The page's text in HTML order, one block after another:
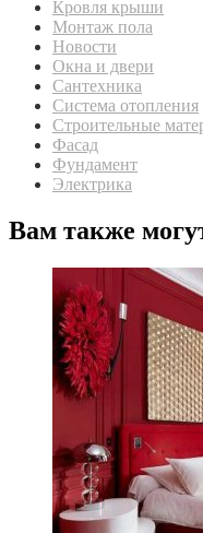
Кровля крыши
Монтаж пола
Новости
Окна и двери
Сантехника
Система отопления
Строительные
Фасад
Фундамент
Электрика
Вам также